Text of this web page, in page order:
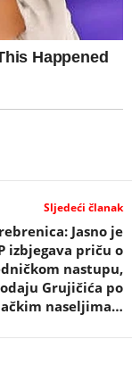
Sljedeći članak
Jasno je
izbjegava priču o
nastupu,
Grujičića po
naseljima…